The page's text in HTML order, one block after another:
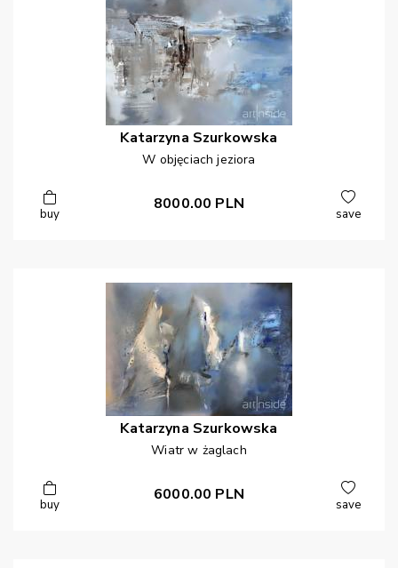
Katarzyna Szurkowska
W objęciach jeziora
buy
8000.00 PLN
save
Katarzyna Szurkowska
Wiatr w żaglach
buy
6000.00 PLN
save